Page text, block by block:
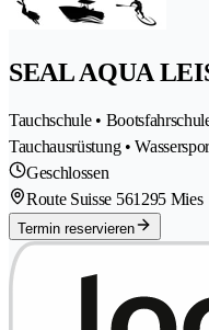
SEAL AQUA
Tauchschule •
Tauchausrüstung •
Geschlossen
Route Suisse 561295 Mies
Termin reservieren